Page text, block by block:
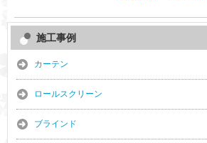
施工事例
カーテン
ロールスクリーン
ブラインド